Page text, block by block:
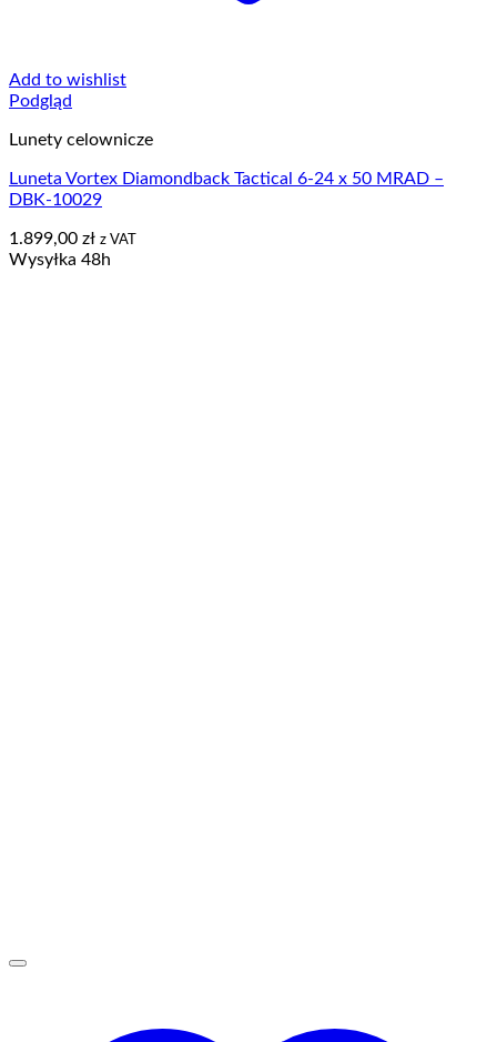
Add to wishlist
Podgląd
Lunety celownicze
Luneta Vortex Diamondback Tactical 6-24 x 50 MRAD –
DBK-10029
1.899,00 zł z VAT
Wysyłka 48h